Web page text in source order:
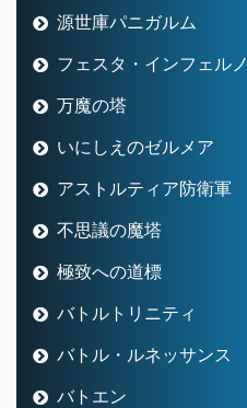
源世庫パニガルム
フェスタ・インフェルノ
万魔の塔
いにしえのゼルメア
アストルティア防衛軍
不思議の魔塔
極致への道標
バトルトリニティ
バトル・ルネッサンス
バトエン